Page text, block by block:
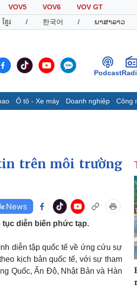
VOV5 VOV6
VOV GT
ខ្មែរ / 한국어 / ພາສາລາວ
Podcast
Ô tô - Xe máy Doanh nghiệp Công
Infographic
tô - Xe máy
Xe máy
Doanh
Thông tin
Doanh
Doanh
Vì cộng
trí
Du lịch
trên môi trường
tục diễn biến phức tạp.
diễn tập quốc tế về ứng cứu sự
kịch bản quốc tế, với sự tham
Quốc, Ấn Độ, Nhật Bản và Hàn